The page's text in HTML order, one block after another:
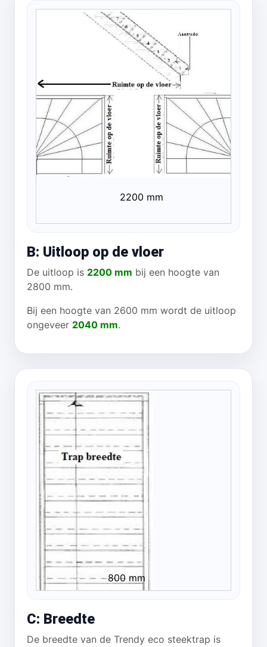
2200 mm
B: Uitloop op de vloer
De uitloop is 2200 mm bij een hoogte van
2800 mm.
Bij een hoogte van 2600 mm wordt de uitloop
ongeveer 2040 mm.
800 mm
C: Breedte
De breedte van de Trendy eco steektrap is